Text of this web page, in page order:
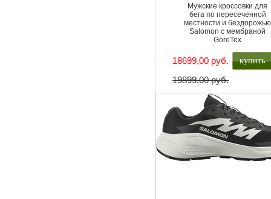
Мужские кроссовки для
бега по пересеченной
местности и бездорожью
Salomon с мембраной
GoreTex
18699,00 руб.
19899,00 руб.
купить